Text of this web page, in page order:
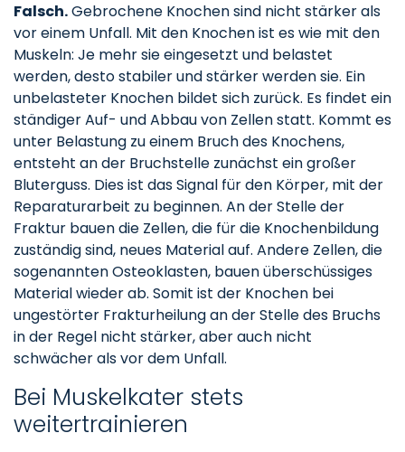
Falsch.Gebrochene Knochen sind nicht stärker als
vor einem Unfall. Mit den Knochen ist es wie mit den
Muskeln: Je mehr sie eingesetzt und belastet
werden, desto stabiler und stärker werden sie. Ein
unbelasteter Knochen bildet sich zurück. Es findet ein
ständiger Auf- und Abbau von Zellen statt. Kommt es
unter Belastung zu einem Bruch des Knochens,
entsteht an der Bruchstelle zunächst ein großer
Bluterguss. Dies ist das Signal für den Körper, mit der
Reparaturarbeit zu beginnen. An der Stelle der
Fraktur bauen die Zellen, die für die Knochenbildung
zuständig sind, neues Material auf. Andere Zellen, die
sogenannten Osteoklasten, bauen überschüssiges
Material wieder ab. Somit ist der Knochen bei
ungestörter Frakturheilung an der Stelle des Bruchs
in der Regel nicht stärker, aber auch nicht
schwächer als vor dem Unfall.
Bei Muskelkater stets
weitertrainieren